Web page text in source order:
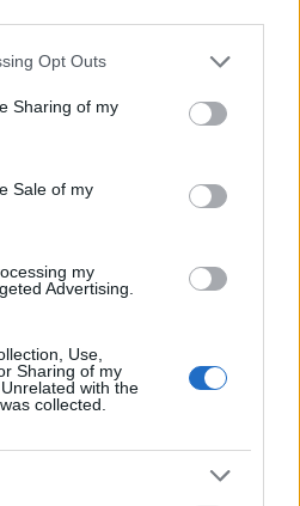
app uses one or more Google
behaviour. You may click to
and its third-party tags to
purposes in below Google
Opt Outs
Sharing of my
Sale of my
my
Advertising.
Use,
Sharing of my
with the
collected.
Φέρνουμε τη Νάξο στο
νέες πρωτιές διεθνώς.
στη φύση τοποθετούν
ο Αντιδήμαρχος
Κυκλάδων,